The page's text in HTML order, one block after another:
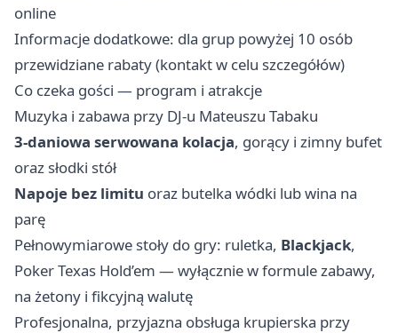
online
Informacje dodatkowe: dla grup powyżej 10 osób
przewidziane rabaty (kontakt w celu szczegółów)
Co czeka gości — program i atrakcje
Muzyka i zabawa przy DJ-u Mateuszu Tabaku
3-daniowa serwowana kolacja, gorący i zimny bufet
oraz słodki stół
Napoje bez limitu oraz butelka wódki lub wina na
parę
Pełnowymiarowe stoły do gry: ruletka, Blackjack,
Poker Texas Hold’em — wyłącznie w formule zabawy,
na żetony i fikcyjną walutę
Profesjonalna, przyjazna obsługa krupierska przy